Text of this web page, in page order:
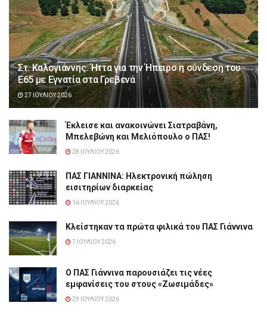
Στ. Καλογιάννης: Ήττα για την Ήπειρο η σύνδεση του
Ε65 με Εγνατία στα Γρεβενά
27 ΙΟΥΛΊΟΥ 2026
Έκλεισε και ανακοινώνει Σιατραβάνη,
Μπελεβώνη και Μελιόπουλο ο ΠΑΣ!
28 ΙΟΥΛΊΟΥ 2026
ΠΑΣ ΓΙΑΝΝΙΝΑ: Hλεκτρονική πώληση
εισιτηρίων διαρκείας
16 ΙΟΥΛΊΟΥ 2026
Κλείστηκαν τα πρώτα φιλικά του ΠΑΣ Γιάννινα
7 ΙΟΥΛΊΟΥ 2026
Ο ΠΑΣ Γιάννινα παρουσιάζει τις νέες
εμφανίσεις του στους «Ζωσιμάδες»
29 ΙΟΥΛΊΟΥ 2026